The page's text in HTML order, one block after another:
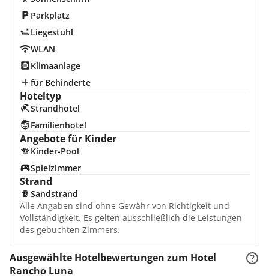
Parkplatz
Liegestuhl
WLAN
Klimaanlage
für Behinderte
Hoteltyp
Strandhotel
Familienhotel
Angebote für Kinder
Kinder-Pool
Spielzimmer
Strand
Sandstrand
Alle Angaben sind ohne Gewähr von Richtigkeit und
Vollständigkeit. Es gelten ausschließlich die Leistungen
des gebuchten Zimmers.
Ausgewählte Hotelbewertungen zum Hotel
Rancho Luna